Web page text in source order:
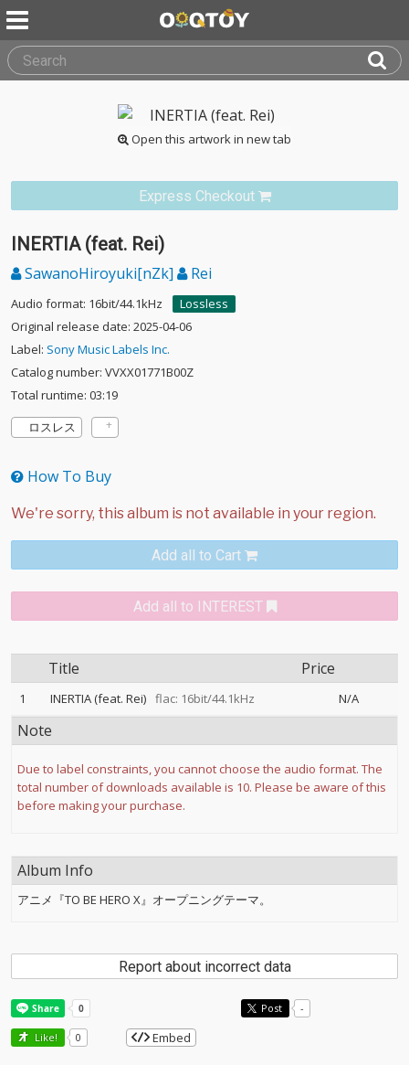
Open this artwork in new tab
Express Checkout
INERTIA (feat. Rei)
SawanoHiroyuki[nZk] Rei
Audio format: 16bit/44.1kHz
Lossless
Original release date: 2025-04-06
Label: Sony Music Labels Inc.
Catalog number: VVXX01771B00Z
Total runtime: 03:19
ロスレス
How To Buy
Add all to Cart
Add all to INTEREST
Title Price
1 INERTIA (feat. Rei) flac: 16bit/44.1kHz N/A
Note
Due to label constraints, you cannot choose the audio format. The
total number of downloads available is 10. Please be aware of this
before making your purchase.
Album Info
アニメ『TO BE HERO X』オープニングテーマ。
Report about incorrect data
Post -
Like! 0 Embed